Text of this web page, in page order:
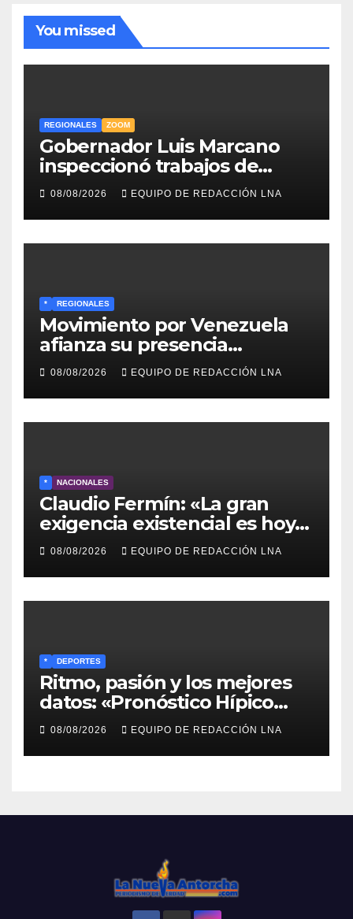
You missed
REGIONALES ZOOM
Gobernador Luis Marcano
inspeccionó trabajos de
rehabilitación en al Av.
Intercomunal
08/08/2026 EQUIPO DE REDACCIÓN LNA
* REGIONALES
Movimiento por Venezuela
afianza su presencia
comunitaria en La Ponderosa
y otras comunidades de
Anzoátegui
08/08/2026 EQUIPO DE REDACCIÓN LNA
* NACIONALES
Claudio Fermín: «La gran
exigencia existencial es hoy
la defensa de la soberanía»
08/08/2026 EQUIPO DE REDACCIÓN LNA
* DEPORTES
Ritmo, pasión y los mejores
datos: «Pronóstico Hípico
Musical» se adueña de los
domingos en La Poderosa
90.3 FM
08/08/2026 EQUIPO DE REDACCIÓN LNA